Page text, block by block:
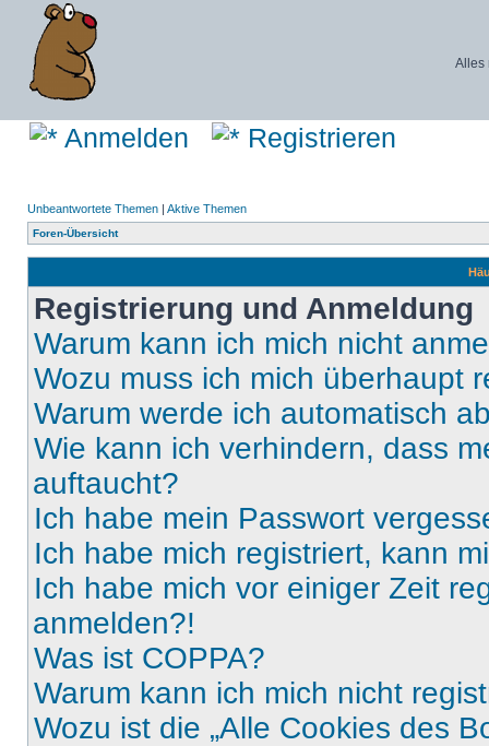
Alles
Anmelden Registrieren
Unbeantwortete Themen | Aktive Themen
Foren-Übersicht
Registrierung und Anmeldung
Warum kann ich mich nicht
Wozu muss ich mich überhaupt
Warum werde ich automatisch
Wie kann ich verhindern, dass
auftaucht?
Ich habe mein Passwort
Ich habe mich registriert, kann
Ich habe mich vor einiger Zeit
anmelden?!
Was ist COPPA?
Warum kann ich mich nicht
Wozu ist die „Alle Cookies des